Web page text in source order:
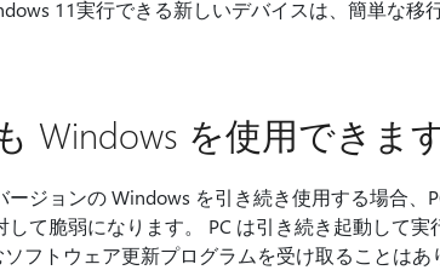
11実行できる新しいデバイスは、簡単な移
Windows を使用できま
ジョンの Windows を引き続き使用する場合、
して脆弱になります。 PC は引き続き起動して
フトウェア更新プログラムを受け取ることはあ